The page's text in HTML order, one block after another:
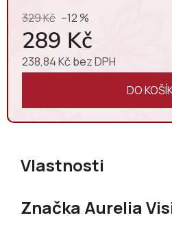
329 Kč –12 %
289 Kč
238,84 Kč bez DPH
DO
Vlastnosti
Značka Aurelia